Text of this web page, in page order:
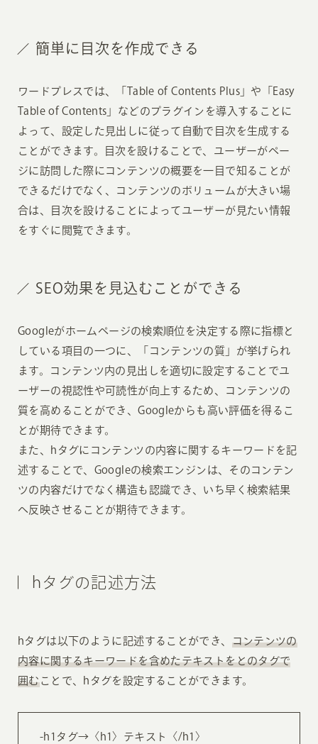
簡単に目次を作成できる
ワードプレスでは、「Table of Contents Plus」や「Easy
Table of Contents」などのプラグインを導入することに
よって、設定した見出しに従って自動で目次を生成する
ことができます。目次を設けることで、ユーザーがペー
ジに訪問した際にコンテンツの概要を一目で知ることが
できるだけでなく、コンテンツのボリュームが大きい場
合は、目次を設けることによってユーザーが見たい情報
をすぐに閲覧できます。
SEO効果を見込むことができる
Googleがホームページの検索順位を決定する際に指標と
している項目の一つに、「コンテンツの質」が挙げられ
ます。コンテンツ内の見出しを適切に設定することでユ
ーザーの視認性や可読性が向上するため、コンテンツの
質を高めることができ、Googleからも高い評価を得るこ
とが期待できます。
また、hタグにコンテンツの内容に関するキーワードを記
述することで、Googleの検索エンジンは、そのコンテン
ツの内容だけでなく構造も認識でき、いち早く検索結果
へ反映させることが期待できます。
hタグの記述方法
hタグは以下のように記述することができ、 コンテンツの
内容に関するキーワードを含めたテキストをとのタグで
囲むことで、hタグを設定することができます。
-h1タグ→〈h1〉テキスト〈/h1〉